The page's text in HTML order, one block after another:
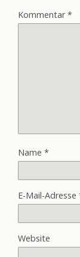
Kommentar*
Name *
E-Mail-Adresse
Website